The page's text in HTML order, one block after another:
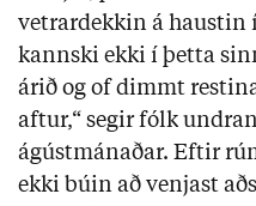
vetrardekkin á haustin
kannski ekki í þetta
árið og of dimmt
aftur,“ segir fólk
ágústmánaðar. Eftir
ekki búin að venjast